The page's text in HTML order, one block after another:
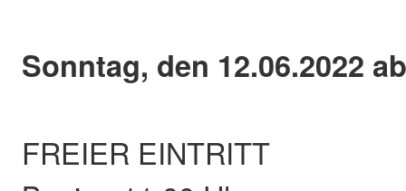
Sonntag, den 12.06.2022
FREIER EINTRITT